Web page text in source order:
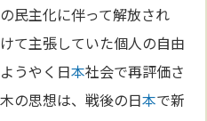
民主化に伴って解放され
て主張していた個人の自由
うやく日本社会で再評価さ
の思想は、戦後の日本で新